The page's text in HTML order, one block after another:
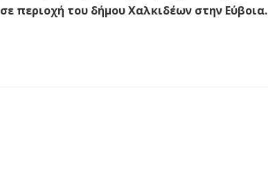
σε περιοχή του δήμου Χαλκιδέων στην Εύβοια.